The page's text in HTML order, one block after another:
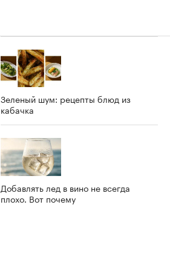
Зеленый шум: рецепты блюд из
кабачка
Добавлять лед в вино не всегда
плохо. Вот почему